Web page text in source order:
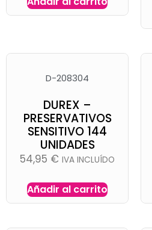
D-208304
DUREX –
PRESERVATIVOS
SENSITIVO 144
UNIDADES
54,95 € IVA INCLUÍDO
Añadir al carrito